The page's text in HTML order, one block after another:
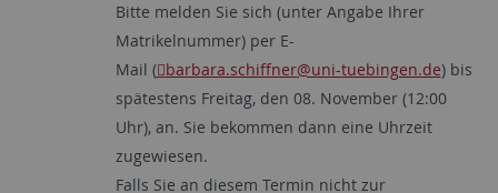
Bitte melden Sie sich (unter Angabe Ihrer
Matrikelnummer) per E-
Mail ( barbara.schiffner@uni-tuebingen.de) bis
spätestens Freitag, den 08. November (12:00
Uhr), an. Sie bekommen dann eine Uhrzeit
zugewiesen.
Falls Sie an diesem Termin nicht zur